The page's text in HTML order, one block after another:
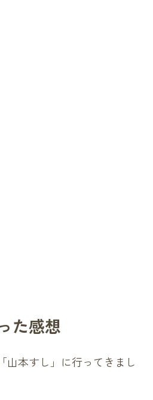
た感想
山本すし」に行ってきまし